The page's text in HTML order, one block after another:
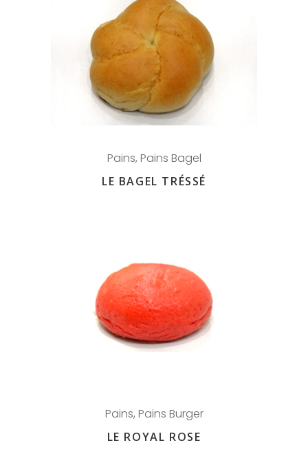
Pains, Pains Bagel
LE BAGEL TRÉSSÉ
Pains, Pains Burger
LE ROYAL ROSE